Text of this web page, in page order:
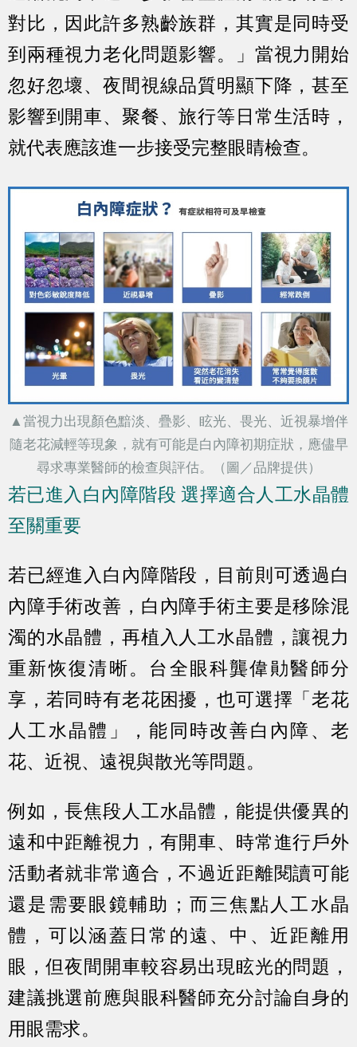
對比，因此許多熟齡族群，其實是同時受
到兩種視力老化問題影響。」當視力開始
忽好忽壞、夜間視線品質明顯下降，甚至
影響到開車、聚餐、旅行等日常生活時，
就代表應該進一步接受完整眼睛檢查。
▲當視力出現顏色黯淡、疊影、眩光、畏光、近視暴增伴
隨老花減輕等現象，就有可能是白內障初期症狀，應儘早
尋求專業醫師的檢查與評估。（圖／品牌提供）
若已進入白內障階段 選擇適合人工水晶體
至關重要
若已經進入白內障階段，目前則可透過白
內障手術改善，白內障手術主要是移除混
濁的水晶體，再植入人工水晶體，讓視力
重新恢復清晰。台全眼科龔偉勛醫師分
享，若同時有老花困擾，也可選擇「老花
人工水晶體」，能同時改善白內障、老
花、近視、遠視與散光等問題。
例如，長焦段人工水晶體，能提供優異的
遠和中距離視力，有開車、時常進行戶外
活動者就非常適合，不過近距離閱讀可能
還是需要眼鏡輔助；而三焦點人工水晶
體，可以涵蓋日常的遠、中、近距離用
眼，但夜間開車較容易出現眩光的問題，
建議挑選前應與眼科醫師充分討論自身的
用眼需求。